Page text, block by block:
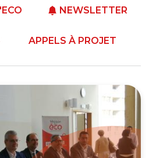
NEWSLETTER
APPELS À PROJET